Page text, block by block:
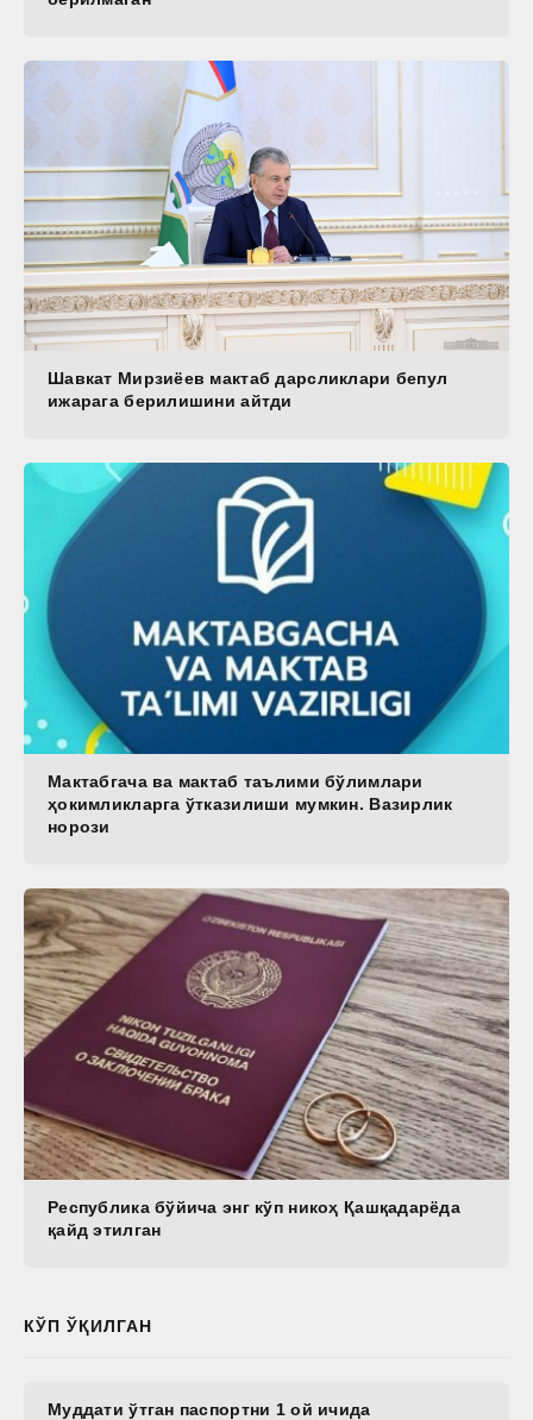
Шавкат Мирзиёев мактаб дарсликлари бепул
ижарага берилишини айтди
Мактабгача ва мактаб таълими бўлимлари
ҳокимликларга ўтказилиши мумкин. Вазирлик
норози
Республика бўйича энг кўп никоҳ Қашқадарёда
қайд этилган
КЎП ЎҚИЛГАН
Муддати ўтган паспортни 1 ой ичида